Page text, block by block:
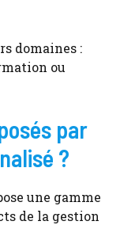
domaines :
ou
par
?
une gamme
de la gestion